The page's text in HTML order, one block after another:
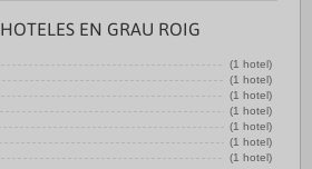
EN GRAU ROIG
(1 hotel)
(1 hotel)
(1 hotel)
(1 hotel)
(1 hotel)
(1 hotel)
(1 hotel)